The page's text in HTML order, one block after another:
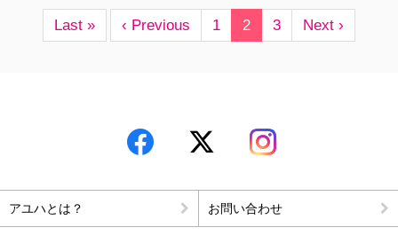
Last » ‹ Previous 1 2 3 Next ›
アユハとは？ お問い合わせ